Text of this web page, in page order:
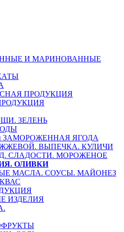
И МАРИНОВАННЫЕ
ПРОДУКЦИЯ
ЗЕЛЕНЬ
ЗАМОРОЖЕННАЯ ЯГОДА
ВЫПЕЧКА. КУЛИЧИ
СЛАДОСТИ. МОРОЖЕНОЕ
ОЛИВКИ
МАСЛА. СОУСЫ. МАЙОНЕЗ
ИЗДЕЛИЯ